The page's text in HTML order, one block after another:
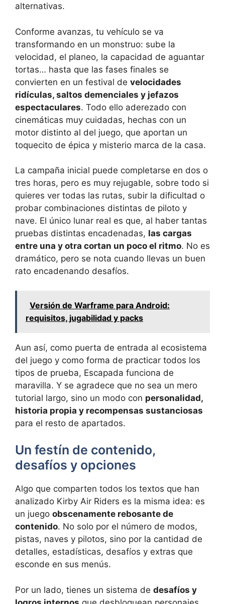
alternativas.
Conforme avanzas, tu vehículo se va
transformando en un monstruo: sube la
velocidad, el planeo, la capacidad de aguantar
tortas… hasta que las fases finales se
convierten en un festival de velocidades
ridículas, saltos demenciales y jefazos
espectaculares. Todo ello aderezado con
cinemáticas muy cuidadas, hechas con un
motor distinto al del juego, que aportan un
toquecito de épica y misterio marca de la casa.
La campaña inicial puede completarse en dos o
tres horas, pero es muy rejugable, sobre todo si
quieres ver todas las rutas, subir la dificultad o
probar combinaciones distintas de piloto y
nave. El único lunar real es que, al haber tantas
pruebas distintas encadenadas, las cargas
entre una y otra cortan un poco el ritmo. No es
dramático, pero se nota cuando llevas un buen
rato encadenando desafíos.
Versión de Warframe para Android:
requisitos, jugabilidad y packs
Aun así, como puerta de entrada al ecosistema
del juego y como forma de practicar todos los
tipos de prueba, Escapada funciona de
maravilla. Y se agradece que no sea un mero
tutorial largo, sino un modo con personalidad,
historia propia y recompensas sustanciosas
para el resto de apartados.
Un festín de contenido,
desafíos y opciones
Algo que comparten todos los textos que han
analizado Kirby Air Riders es la misma idea: es
un juego obscenamente rebosante de
contenido. No solo por el número de modos,
pistas, naves y pilotos, sino por la cantidad de
detalles, estadísticas, desafíos y extras que
esconde en sus menús.
Por un lado, tienes un sistema de desafíos y